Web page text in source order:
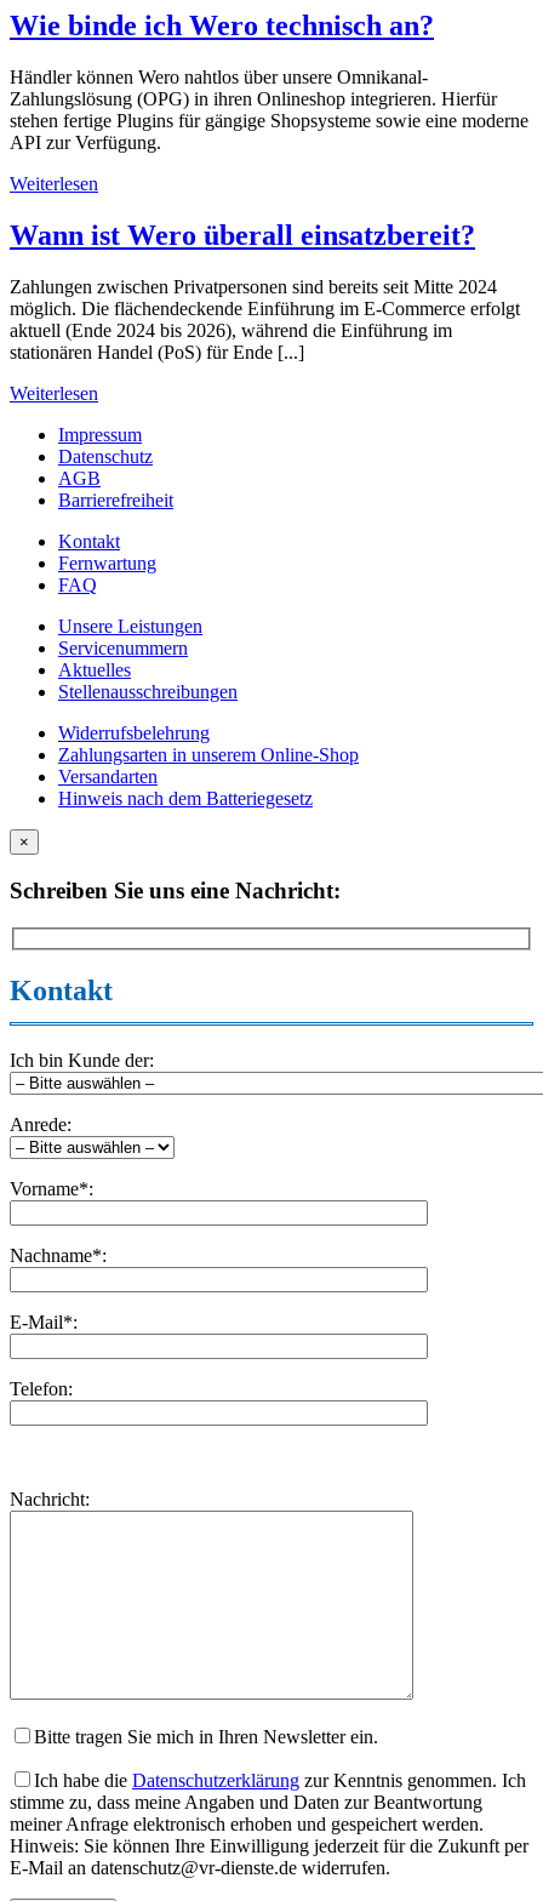
Wie binde ich Wero technisch an?
Händler können Wero nahtlos über unsere Omnikanal-
Zahlungslösung (OPG) in ihren Onlineshop integrieren. Hierfür
stehen fertige Plugins für gängige Shopsysteme sowie eine moderne
API zur Verfügung.
Weiterlesen
Wann ist Wero überall einsatzbereit?
Zahlungen zwischen Privatpersonen sind bereits seit Mitte 2024
möglich. Die flächendeckende Einführung im E-Commerce erfolgt
aktuell (Ende 2024 bis 2026), während die Einführung im
stationären Handel (PoS) für Ende [...]
Weiterlesen
Impressum
Datenschutz
AGB
Barrierefreiheit
Kontakt
Fernwartung
FAQ
Unsere Leistungen
Servicenummern
Aktuelles
Stellenausschreibungen
Widerrufsbelehrung
Zahlungsarten in unserem Online-Shop
Versandarten
Hinweis nach dem Batteriegesetz
×
Schreiben Sie uns eine Nachricht:
Kontakt
Ich bin Kunde der:
Anrede:
Vorname*:
Nachname*:
E-Mail*:
Telefon:
dieses
lasse
Nachricht:
Bitte tragen Sie mich in Ihren Newsletter ein.
Ich habe die Datenschutzerklärung zur Kenntnis genommen. Ich
stimme zu, dass meine Angaben und Daten zur Beantwortung
meiner Anfrage elektronisch erhoben und gespeichert werden.
Hinweis: Sie können Ihre Einwilligung jederzeit für die Zukunft per
E-Mail an datenschutz@vr-dienste.de widerrufen.